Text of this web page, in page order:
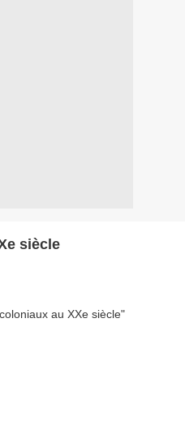
siècle